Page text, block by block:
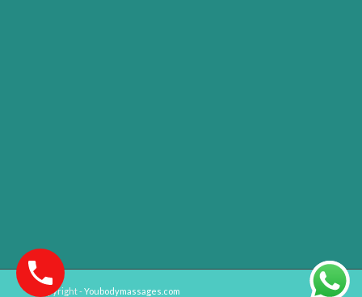
© Copyright -Youbodymassages.com